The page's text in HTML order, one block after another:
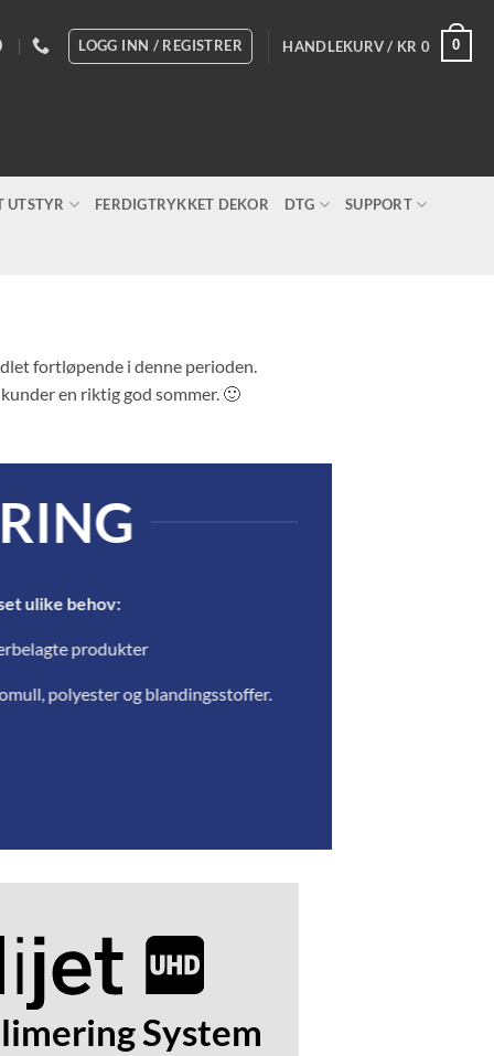
LOGG INN / REGISTRER HANDLEKURV / KR 0 0
UTSTYR FERDIGTRYKKET DEKOR DTG SUPPORT
fortløpende i denne perioden.
en riktig god sommer. 🙂
ulike behov:
produkter
polyester og blandingsstoffer.
System